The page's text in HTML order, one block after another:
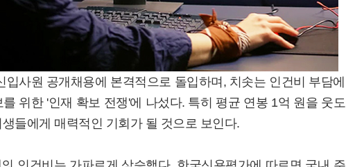
사원 공개채용에 본격적으로 돌입하며, 치솟는 인건비 부담에
위한 '인재 확보 전쟁'에 나섰다. 특히 평균 연봉 1억 원을 웃도
들에게 매력적인 기회가 될 것으로 보인다.